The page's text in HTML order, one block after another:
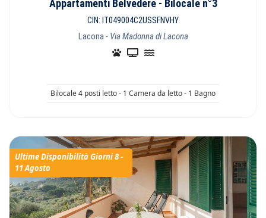
Appartamenti Belvedere - Bilocale n°3
CIN: IT049004C2USSFNVHY
Lacona- Via Madonna di Lacona
Bilocale 4 posti letto - 1 Camera da letto - 1 Bagno
Ultime Disponibilità Giorni 8 -
11 Agosto